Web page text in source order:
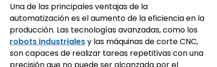
Una de las principales ventajas de la
automatización es el aumento de la eficiencia en la
producción. Las tecnologías avanzadas, como los
robots industrialesy las máquinas de corte CNC,
son capaces de realizar tareas repetitivas con una